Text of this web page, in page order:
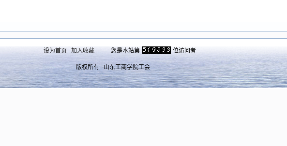
设为首页 加入收藏 您是本站第 位访问者
版权所有 山东工商学院工会